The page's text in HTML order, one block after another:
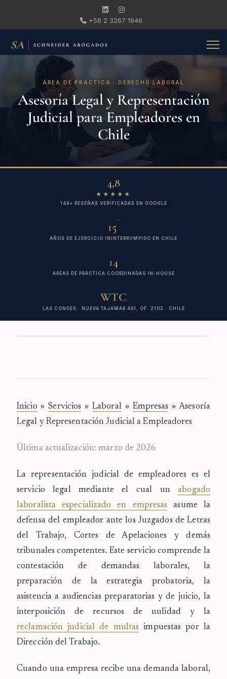
+56 2 3267 1946
ÁREA DE PRÁCTICA · DERECHO LABORAL
Asesoría Legal y Representación
Judicial para Empleadores en
Chile
4,8
★★★★★
148+ RESEÑAS VERIFICADAS EN GOOGLE
15
+
AÑOS DE EJERCICIO ININTERRUMPIDO EN CHILE
14
ÁREAS DE PRÁCTICA COORDINADAS IN-HOUSE
WTC
LAS CONDES · NUEVA TAJAMAR 481, OF. 2102 · CHILE
Inicio »Servicios »Laboral» Empresas »Asesoría
Legal y Representación Judicial a Empleadores
Última actualización: marzo de 2026
Larepresentación judicial de empleadores es el
servicio legal mediante el cual unabogado
laboralista especializado en empresas asume la
defensa del empleador ante los Juzgados de Letras
del Trabajo, Cortes de Apelaciones y demás
tribunales competentes. Este servicio comprende la
contestación de demandas laborales, la
preparación de la estrategia probatoria, la
asistencia a audiencias preparatorias y de juicio, la
interposición de recursos de nulidad y la
reclamación judicial de multas impuestas por la
Dirección del Trabajo.
Cuando una empresa recibe una demanda laboral,